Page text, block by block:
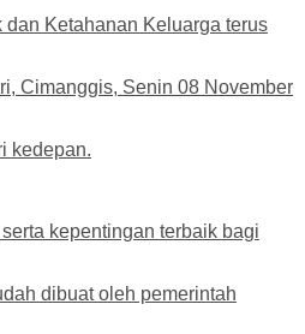
Ketahanan Keluarga terus
Cimanggis, Senin 08 November
kedepan.
kepentingan terbaik bagi
dibuat oleh pemerintah